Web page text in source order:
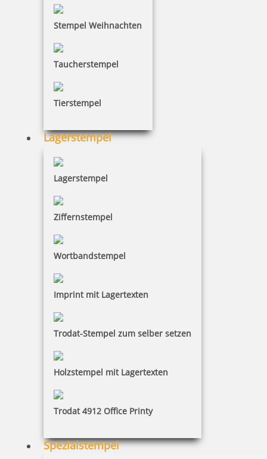
Stempel Weihnachten
Taucherstempel
Tierstempel
Lagerstempel
Lagerstempel
Ziffernstempel
Wortbandstempel
Imprint mit Lagertexten
Trodat-Stempel zum selber setzen
Holzstempel mit Lagertexten
Trodat 4912 Office Printy
Spezialstempel